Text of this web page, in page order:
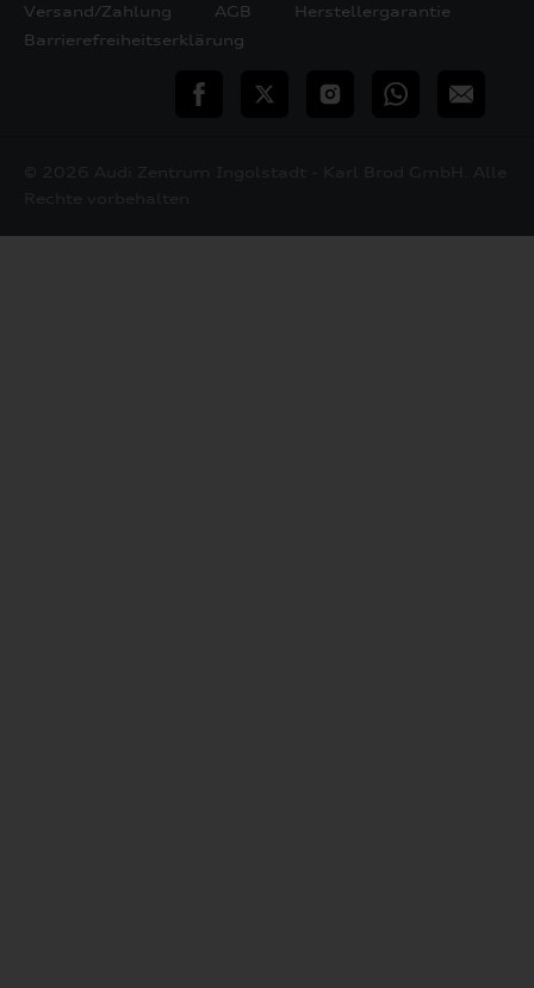
Versand/Zahlung
AGB
Herstellergarantie
Barrierefreiheitserklärung
teilen Twitter InstagramWhatsApp
E-